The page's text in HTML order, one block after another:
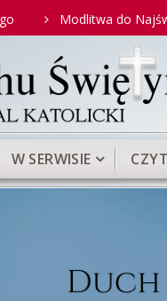
Modlitwa do Najświętszego
W SERWISIE